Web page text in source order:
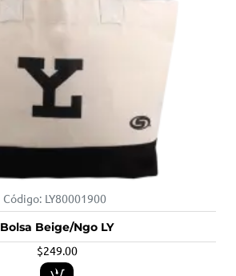
Código: LY80001900
Bolsa Beige/Ngo LY
$249.00